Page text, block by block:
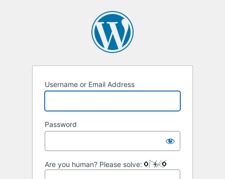
Username or Email Address
Password
Are you human? Please solve: